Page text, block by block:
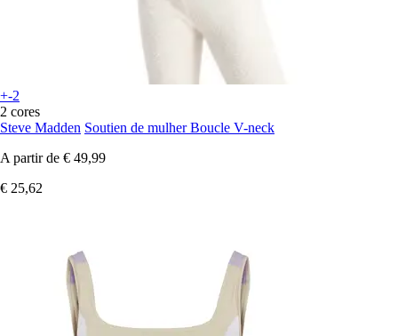
+-2
2 cores
Steve Madden Soutien de mulher Boucle V-neck
A partir de € 49,99
€ 25,62